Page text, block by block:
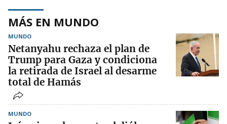
MÁS EN MUNDO
MUNDO
Netanyahu rechaza el plan de
Trump para Gaza y condiciona
la retirada de Israel al desarme
total de Hamás
MUNDO